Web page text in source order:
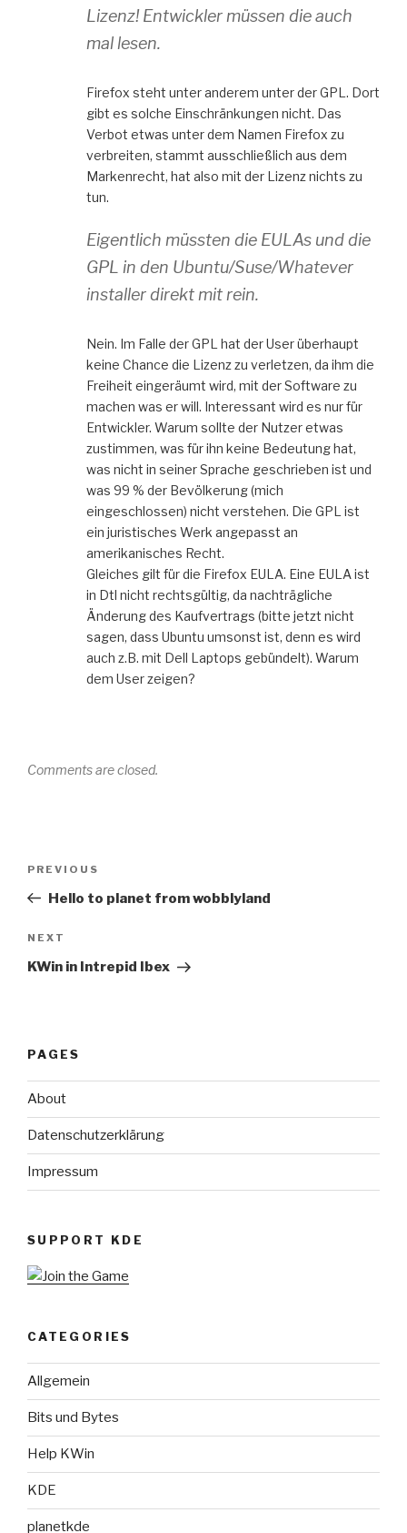
Lizenz! Entwickler müssen die auch
mal lesen.
Firefox steht unter anderem unter der GPL. Dort
gibt es solche Einschränkungen nicht. Das
Verbot etwas unter dem Namen Firefox zu
verbreiten, stammt ausschließlich aus dem
Markenrecht, hat also mit der Lizenz nichts zu
tun.
Eigentlich müssten die EULAs und die
GPL in den Ubuntu/Suse/Whatever
installer direkt mit rein.
Nein. Im Falle der GPL hat der User überhaupt
keine Chance die Lizenz zu verletzen, da ihm die
Freiheit eingeräumt wird, mit der Software zu
machen was er will. Interessant wird es nur für
Entwickler. Warum sollte der Nutzer etwas
zustimmen, was für ihn keine Bedeutung hat,
was nicht in seiner Sprache geschrieben ist und
was 99 % der Bevölkerung (mich
eingeschlossen) nicht verstehen. Die GPL ist
ein juristisches Werk angepasst an
amerikanisches Recht.
Gleiches gilt für die Firefox EULA. Eine EULA ist
in Dtl nicht rechtsgültig, da nachträgliche
Änderung des Kaufvertrags (bitte jetzt nicht
sagen, dass Ubuntu umsonst ist, denn es wird
auch z.B. mit Dell Laptops gebündelt). Warum
dem User zeigen?
Comments are closed.
Previous
Post
PREVIOUS
Hello to planet from wobblyland
Next
Post
NEXT
KWin in Intrepid Ibex
PAGES
About
Datenschutzerklärung
Impressum
SUPPORT KDE
CATEGORIES
Allgemein
Bits und Bytes
Help KWin
KDE
planetkde